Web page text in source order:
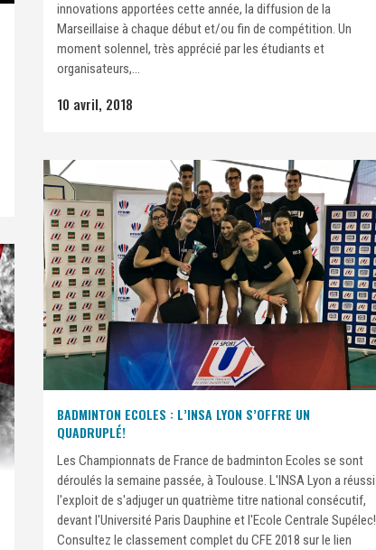
innovations apportées cette année, la diffusion de la
Marseillaise à chaque début et/ou fin de compétition. Un
moment solennel, très apprécié par les étudiants et
organisateurs,...
10 avril, 2018
BADMINTON ECOLES : L’INSA LYON S’OFFRE UN
QUADRUPLÉ!
Les Championnats de France de badminton Ecoles se sont
déroulés la semaine passée, à Toulouse. L'INSA Lyon a réussi
l'exploit de s'adjuger un quatrième titre national consécutif,
devant l'Université Paris Dauphine et l'Ecole Centrale Supélec!
Consultez le classement complet du CFE 2018 sur le lien